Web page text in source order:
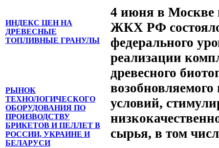
ИНДЕКС ЦЕН НА
ДРЕВЕСНЫЕ
ТОПЛИВНЫЕ ГРАНУЛЫ
РЫНОК
ТЕХНОЛОГИЧЕСКОГО
ОБОРУДОВАНИЯ ПО
ПРОИЗВОДСТВУ
БРИКЕТОВ И ПЕЛЛЕТ В
РОССИИ, УКРАИНЕ И
БЕЛАРУСИ
4 июня в Москве
ЖКХ РФ
федерального
реализации
древесного
условий,
сырья, в том